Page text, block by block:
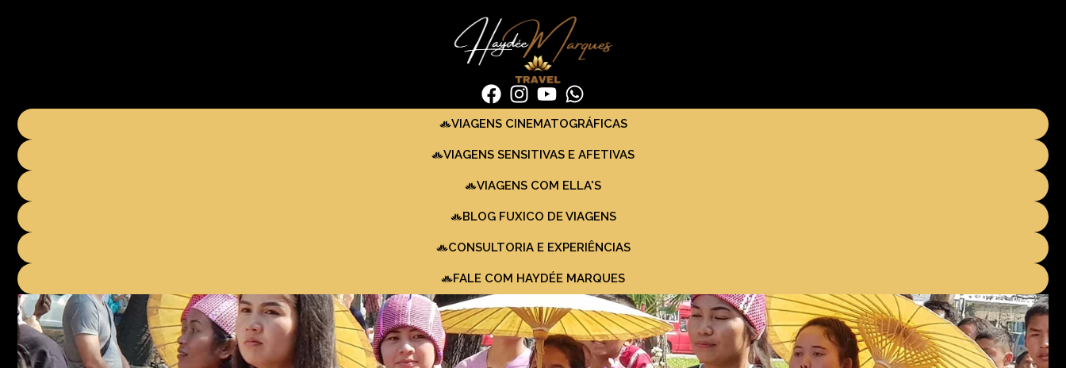
VIAGENS CINEMATOGRÁFICAS
VIAGENS SENSITIVAS E AFETIVAS
VIAGENS COM ELLA'S
BLOG FUXICO DE VIAGENS
CONSULTORIA E EXPERIÊNCIAS
FALE COM HAYDÉE MARQUES